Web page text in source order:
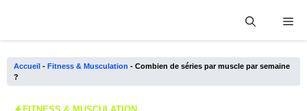
Accueil - Fitness & Musculation - Combien de séries par muscle par semaine
?